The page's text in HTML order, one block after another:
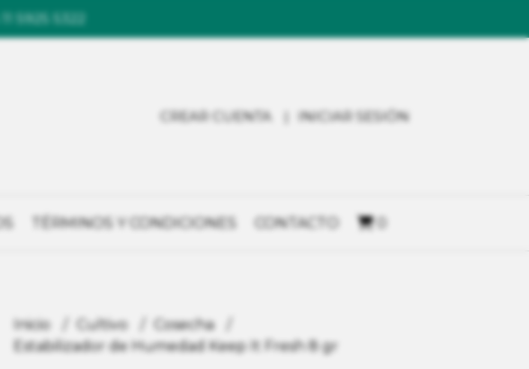
5925 5322
CREAR CUENTA INICIAR SESIÓN
TÉRMINOS Y CONDICIONES CONTACTO
Inicio Cultivo
Cosecha
Estabilizador de Humedad Keep It Fresh 8 gr